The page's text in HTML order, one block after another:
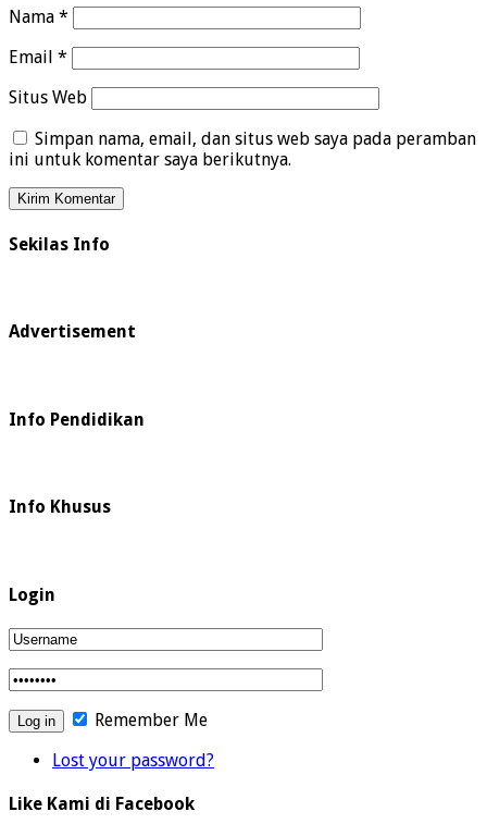
Nama *
Email *
Situs Web
Simpan nama, email, dan situs web saya pada peramban
ini untuk komentar saya berikutnya.
Sekilas Info
Advertisement
Info Pendidikan
Info Khusus
Login
Remember Me
Lost your password?
Like Kami di Facebook